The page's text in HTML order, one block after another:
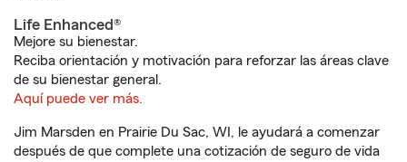
Life Enhanced®
Mejore su bienestar.
Reciba orientación y motivación para reforzar las áreas clave
de su bienestar general.
Aquí puede ver más.
Jim Marsden en Prairie Du Sac, WI, le ayudará a comenzar
después de que complete una cotización de seguro de vida